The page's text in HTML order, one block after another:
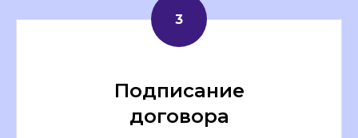
Подписание
договора